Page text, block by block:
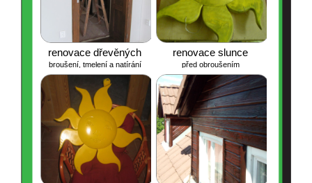
renovace dřevěných
zárubní
broušení, tmelení a natírání
olejem s voskem
renovace slunce
před obroušením